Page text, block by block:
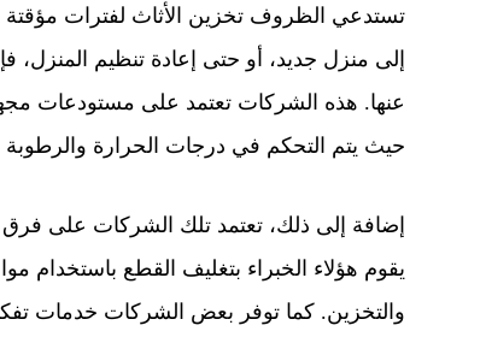
تستدعي الظروف تخزين الأثاث لفترات مؤقتة
إلى منزل جديد، أو حتى إعادة تنظيم
عنها. هذه الشركات تعتمد على مستودعات
حيث يتم التحكم في درجات الحرارة
إضافة إلى ذلك، تعتمد تلك الشركات على فرق
يقوم هؤلاء الخبراء بتغليف القطع باستخدام
والتخزين. كما توفر بعض الشركات خدمات